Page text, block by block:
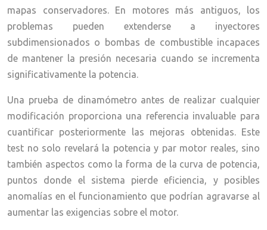
mapas conservadores. En motores más antiguos, los
problemas pueden extenderse a inyectores
subdimensionados o bombas de combustible incapaces
de mantener la presión necesaria cuando se incrementa
significativamente la potencia.
Una prueba de dinamómetro antes de realizar cualquier
modificación proporciona una referencia invaluable para
cuantificar posteriormente las mejoras obtenidas. Este
test no solo revelará la potencia y par motor reales, sino
también aspectos como la forma de la curva de potencia,
puntos donde el sistema pierde eficiencia, y posibles
anomalías en el funcionamiento que podrían agravarse al
aumentar las exigencias sobre el motor.